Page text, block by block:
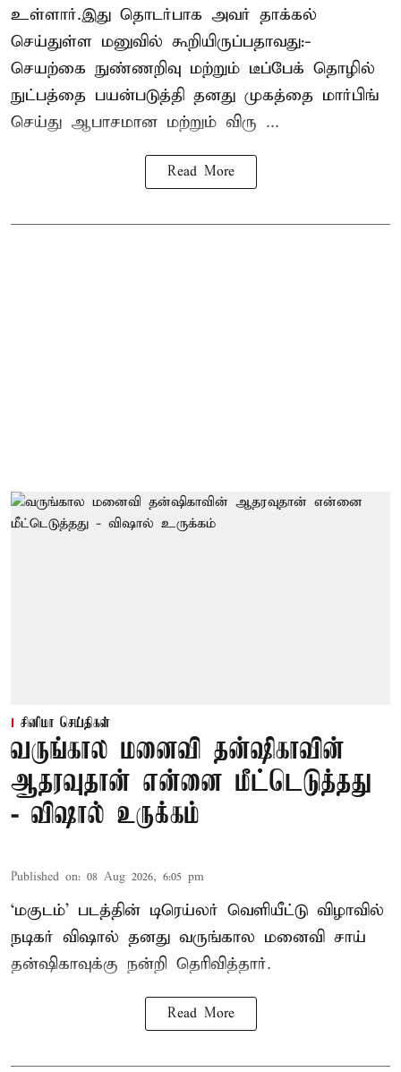
உள்ளார்.இது தொடர்பாக அவர் தாக்கல்
செய்துள்ள மனுவில் கூறியிருப்பதாவது:-
செயற்கை நுண்ணறிவு மற்றும் டீப்பேக் தொழில்
நுட்பத்தை பயன்படுத்தி தனது முகத்தை மார்பிங்
செய்து ஆபாசமான மற்றும் விரு ...
Read More
சினிமா செய்திகள்
வருங்கால மனைவி தன்ஷிகாவின்
ஆதரவுதான் என்னை மீட்டெடுத்தது
- விஷால் உருக்கம்
Published on: 08 Aug 2026, 6:05 pm
‘மகுடம்’ படத்தின் டிரெய்லர் வெளியீட்டு விழாவில்
நடிகர் விஷால் தனது வருங்கால மனைவி சாய்
தன்ஷிகாவுக்கு நன்றி தெரிவித்தார்.
Read More